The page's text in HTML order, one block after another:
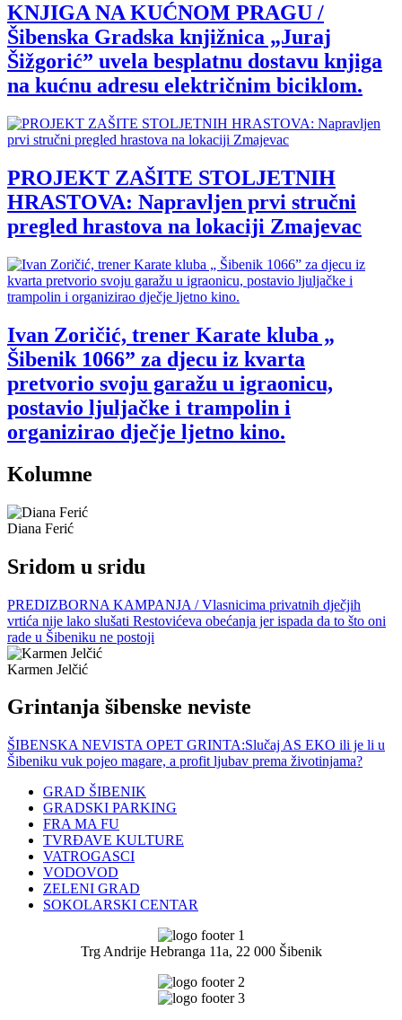
KNJIGA NA KUĆNOM PRAGU /
Šibenska Gradska knjižnica „Juraj
Šižgorić” uvela besplatnu dostavu knjiga
na kućnu adresu električnim biciklom.
PROJEKT ZAŠITE STOLJETNIH
HRASTOVA: Napravljen prvi stručni
pregled hrastova na lokaciji Zmajevac
Ivan Zoričić, trener Karate kluba „
Šibenik 1066” za djecu iz kvarta
pretvorio svoju garažu u igraonicu,
postavio ljuljačke i trampolin i
organizirao dječje ljetno kino.
Kolumne
Diana Ferić
Sridom u sridu
PREDIZBORNA KAMPANJA / Vlasnicima privatnih dječjih
vrtića nije lako slušati Restovićeva obećanja jer ispada da to što oni
rade u Šibeniku ne postoji
Karmen Jelčić
Grintanja šibenske neviste
ŠIBENSKA NEVISTA OPET GRINTA:Slučaj AS EKO ili je li u
Šibeniku vuk pojeo magare, a profit ljubav prema životinjama?
GRAD ŠIBENIK
GRADSKI PARKING
FRA MA FU
TVRĐAVE KULTURE
VATROGASCI
VODOVOD
ZELENI GRAD
SOKOLARSKI CENTAR
Trg Andrije Hebranga 11a, 22 000 Šibenik